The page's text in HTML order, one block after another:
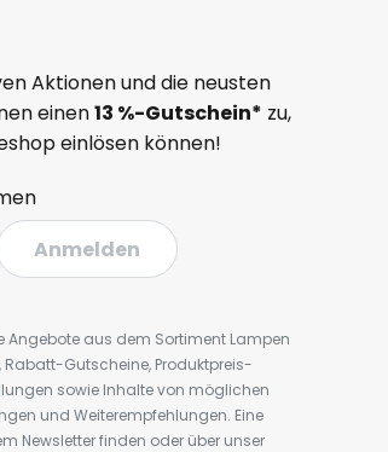
Aktionen und die neusten
einen13 %-Gutschein* zu,
einlösen können!
Anmelden
Angebote aus dem Sortiment Lampen
Gutscheine, Produktpreis-
sowie Inhalte von möglichen
und Weiterempfehlungen. Eine
Newsletter finden oder über unser